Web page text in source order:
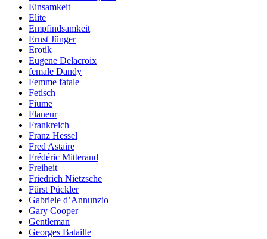
Einsamkeit
Elite
Empfindsamkeit
Ernst Jünger
Erotik
Eugene Delacroix
female Dandy
Femme fatale
Fetisch
Fiume
Flaneur
Frankreich
Franz Hessel
Fred Astaire
Frédéric Mitterand
Freiheit
Friedrich Nietzsche
Fürst Pückler
Gabriele d’Annunzio
Gary Cooper
Gentleman
Georges Bataille